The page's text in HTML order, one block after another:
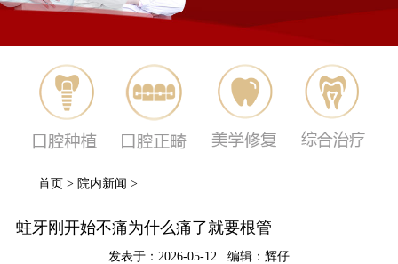
首页> 院内新闻 >
蛀牙刚开始不痛为什么痛了就要根管
发表于：2026-05-12 编辑：辉仔